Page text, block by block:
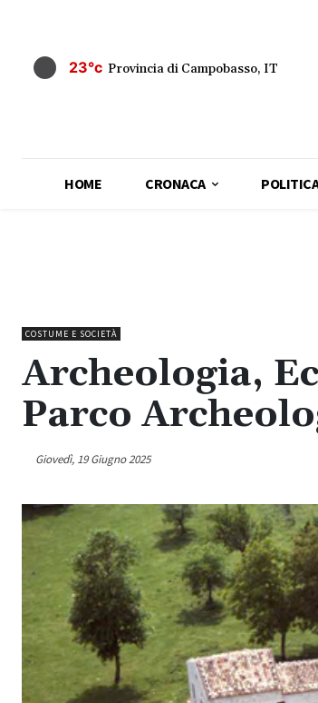
23°c Provincia di Campobasso, IT
HOME CRONACA
COSTUME E SOCIETÀ
Archeologia,
Parco
Giovedì, 19 Giugno 2025